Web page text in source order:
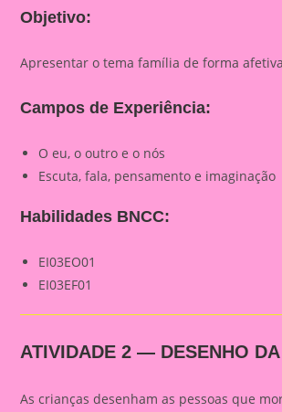
Objetivo:
Apresentar o tema família de forma
Campos de Experiência:
O eu, o outro e o nós
Escuta, fala, pensamento e imaginação
Habilidades BNCC:
EI03EO01
EI03EF01
ATIVIDADE 2 — DESENHO
As crianças desenham as pessoas que